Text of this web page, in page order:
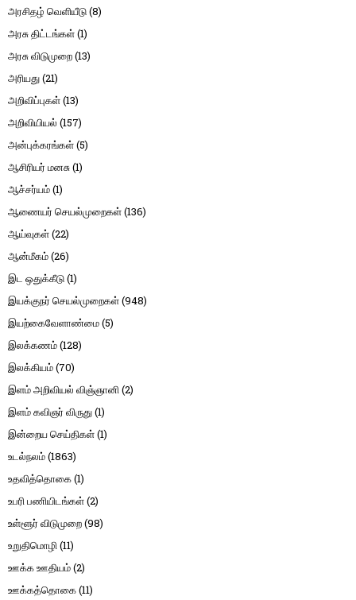
அரசிதழ் வெளியீடு(8)
அரசு திட்டங்கள்(1)
அரசு விடுமுறை(13)
அரியது(21)
அறிவிப்புகள்(13)
அறிவியியல் (157)
அன்புக்கரங்கள்(5)
ஆசிரியர் மனசு(1)
ஆச்சர்யம்(1)
ஆணையர் செயல்முறைகள்(136)
ஆய்வுகள்(22)
ஆன்மீகம்(26)
இட ஒதுக்கீடு(1)
இயக்குநர் செயல்முறைகள்(948)
இயற்கைவேளாண்மை(5)
இலக்கணம்(128)
இலக்கியம்(70)
இளம் அறிவியல் விஞ்ஞானி(2)
இளம் கவிஞர் விருது(1)
இன்றைய செய்திகள்(1)
உடல்நலம்(1863)
உதவித்தொகை(1)
உபரி பணியிடங்கள்(2)
உள்ளூர் விடுமுறை(98)
உறுதிமொழி(11)
ஊக்க ஊதியம்(2)
ஊக்கத்தொகை(11)